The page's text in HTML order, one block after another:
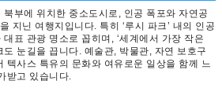
부에 위치한 중소도시로, 인공 폭포와 자연공
지닌 여행지입니다. 특히 ‘루시 파크’ 내의 인공
표 관광 명소로 꼽히며, ‘세계에서 가장 작은
도 눈길을 끕니다. 예술관, 박물관, 자연 보호구
텍사스 특유의 문화와 여유로운 일상을 함께 느
받고 있습니다.